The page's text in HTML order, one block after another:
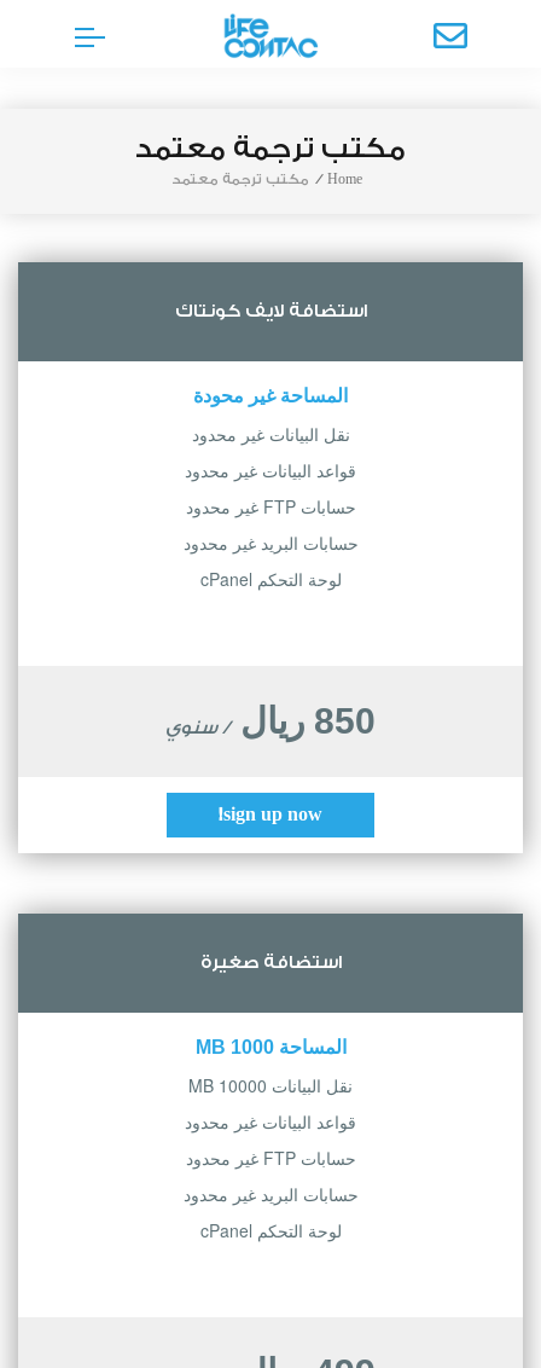
مكتب ترجمة معتمد
Home
/ مكتب ترجمة معتمد
استضافة لايف كونتاك
المساحة غير محودة
نقل البيانات غير محدود
قواعد البيانات غير محدود
حسابات FTP غير محدود
حسابات البريد غير محدود
لوحة التحكم cPanel
850 ريال / سنوي
sign up now!
استضافة صغيرة
المساحة 1000 MB
نقل البيانات 10000 MB
قواعد البيانات غير محدود
حسابات FTP غير محدود
حسابات البريد غير محدود
لوحة التحكم cPanel